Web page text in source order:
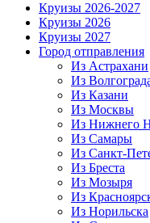
Круизы 2026-2027
Круизы 2026
Круизы 2027
Город отправления
Из Астрахани
Из
Из Казани
Из Москвы
Из Нижнего
Из Самары
Из Санкт-
Из Бреста
Из Мозыря
Из
Из Норильска